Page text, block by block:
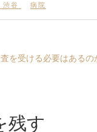
渋谷 病院
を受ける必要はあるの
残す